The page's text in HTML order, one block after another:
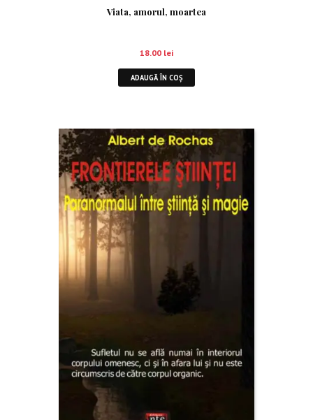
Viata, amorul, moartea
18.00 lei
ADAUGĂ ÎN COȘ